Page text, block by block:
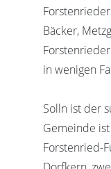
Bäcker,
in wenigen
Solln ist der
Gemeinde
Forstenried-